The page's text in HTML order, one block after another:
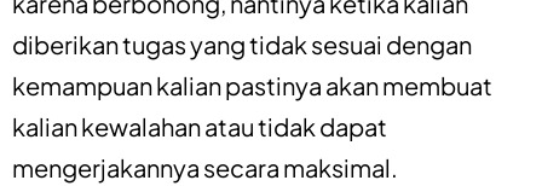
diberikan tugas yang tidak sesuai dengan
kemampuan kalian pastinya akan membuat
kalian kewalahan atau tidak dapat
mengerjakannya secara maksimal.